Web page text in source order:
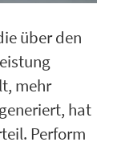
über den
mehr
hat
Perform